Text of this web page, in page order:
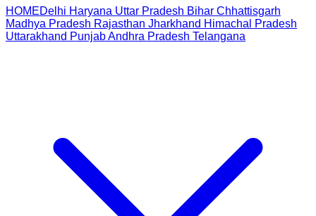
HOMEDelhi Haryana Uttar Pradesh Bihar Chhattisgarh
Madhya Pradesh Rajasthan Jharkhand Himachal Pradesh
Uttarakhand PunjabAndhra Pradesh Telangana